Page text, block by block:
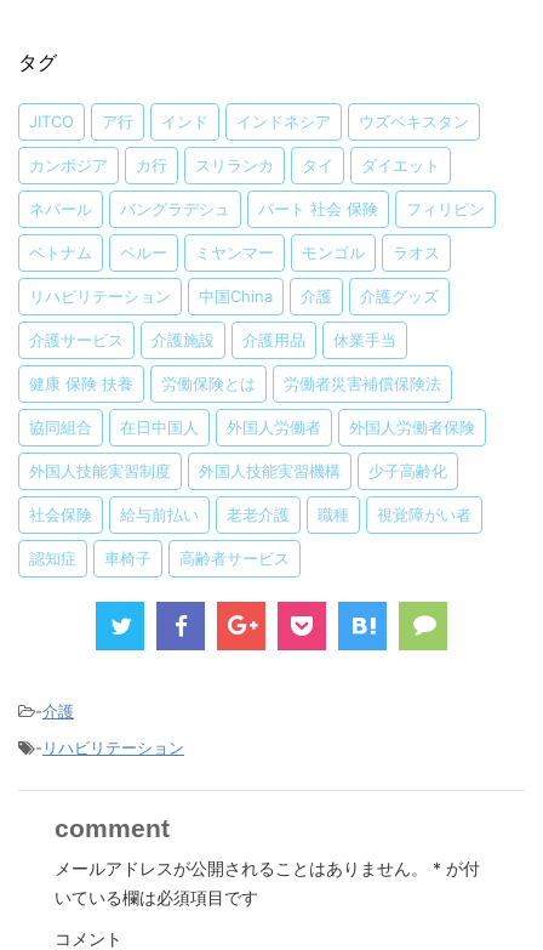
タグ
JITCO ア行 インド インドネシア ウズベキスタン
カンボジア カ行 スリランカ タイ ダイエット
ネパール バングラデシュ パート 社会 保険 フィリピン
ベトナム ペルー ミヤンマー モンゴル ラオス
リハビリテーション 中国China 介護 介護グッズ
介護サービス 介護施設 介護用品 休業手当
健康 保険 扶養 労働保険とは 労働者災害補償保険法
協同組合 在日中国人 外国人労働者 外国人労働者保険
外国人技能実習制度 外国人技能実習機構 少子高齢化
社会保険 給与前払い 老老介護 職種 視覚障がい者
認知症 車椅子 高齢者サービス
-介護
- リハビリテーション
comment
メールアドレスが公開されることはありません。 * が付
いている欄は必須項目です
コメント